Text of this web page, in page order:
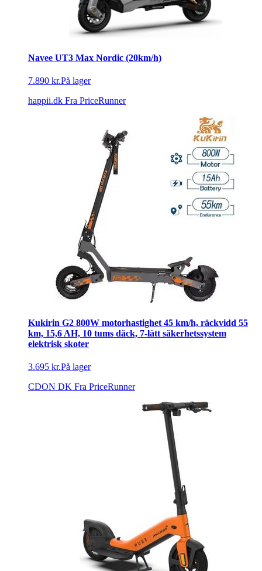
Navee UT3 Max Nordic (20km/h)
7.890 kr.På lager
happii.dk Fra PriceRunner
Kukirin G2 800W motorhastighet 45 km/h, räckvidd 55
km, 15,6 AH, 10 tums däck, 7-lätt säkerhetssystem
elektrisk skoter
3.695 kr.På lager
CDON DK Fra PriceRunner